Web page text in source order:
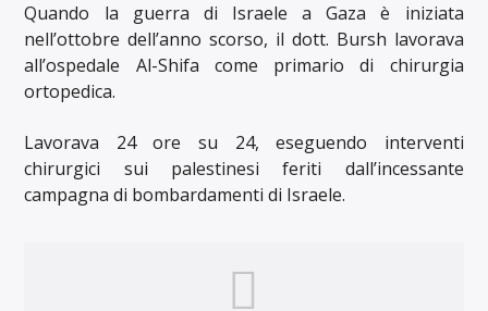
Quando la guerra di Israele a Gaza è iniziata
nell’ottobre dell’anno scorso, il dott. Bursh lavorava
all’ospedale Al-Shifa come primario di chirurgia
ortopedica.
Lavorava 24 ore su 24, eseguendo interventi
chirurgici sui palestinesi feriti dall’incessante
campagna di bombardamenti di Israele.